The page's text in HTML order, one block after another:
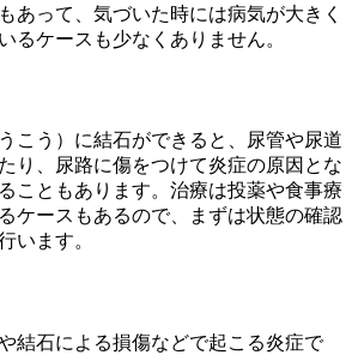
あって、気づいた時には病気が大きく
るケースも少なくありません。
こう）に結石ができると、尿管や尿道
り、尿路に傷をつけて炎症の原因とな
こともあります。治療は投薬や食事療
ケースもあるので、まずは状態の確認
います。
結石による損傷などで起こる炎症で